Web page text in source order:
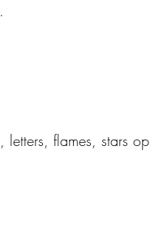
letters, flames, stars op